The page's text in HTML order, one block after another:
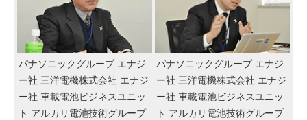
パナソニックグループ エナジ
ー社 三洋電機株式会社 エナジ
ー社 車載電池ビジネスユニッ
ト アルカリ電池技術グループ
パナソニックグループ エナジ
ー社 三洋電機株式会社 エナジ
ー社 車載電池ビジネスユニッ
ト アルカリ電池技術グループ